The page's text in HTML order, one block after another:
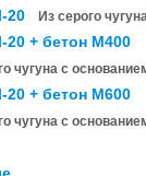
20 Из серого
+ бетон М400
чугуна с
+ бетон М600
чугуна с